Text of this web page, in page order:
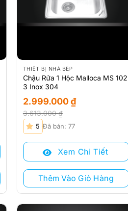
THIẾT BỊ NHÀ BẾP
Chậu Rửa 1 Hộc Malloca MS 102
3 Inox 304
3.613.000₫
Giá
gốc
là:
3.613.000 ₫.
2.999.000₫
Giá
hiện
tại
2.999.000 ₫.
5 Đã bán: 77
Xem Chi Tiết
Thêm Vào Giỏ Hàng